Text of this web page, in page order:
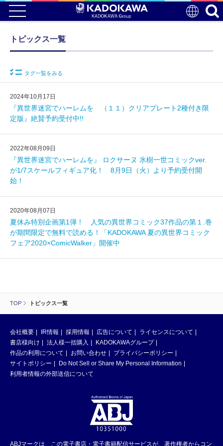
TOP トピックス一覧
トピックス一覧
タグ一覧をみる
2024年10月17日
『異世界迷宮でハーレムを （１１）クリアプレート2種付き限
定版』絶賛予約受付中!!
2022年08月09日
『異世界迷宮でハーレムを』 ロクサーヌ 氷樹一世コミックver.
が1/7スケールフィギュア化！ 8月9日（火）より予約受付開
始！
2020年08月07日
夏休み特別企画第1弾！ 人気の異世界コミック37作品の第１.巻
が期間限定で無料で読める！「KADOKAWA 夏の異世界コミック
フェア2020×ComicWalker」開催中
会社概要 IR情報 採用情報 広告について
ライセンスについて
書店様向け
法人様一括購入
KADOKAWAグループ
作品の利用について
お問い合わせ
プライバシーポリシー
サイトポリシー
Do Not Sell or Share My Personal Information
利用者情報の外部送信について
ABJマークは、この電子書店・電子書籍配信サービスが、著作権者からコン